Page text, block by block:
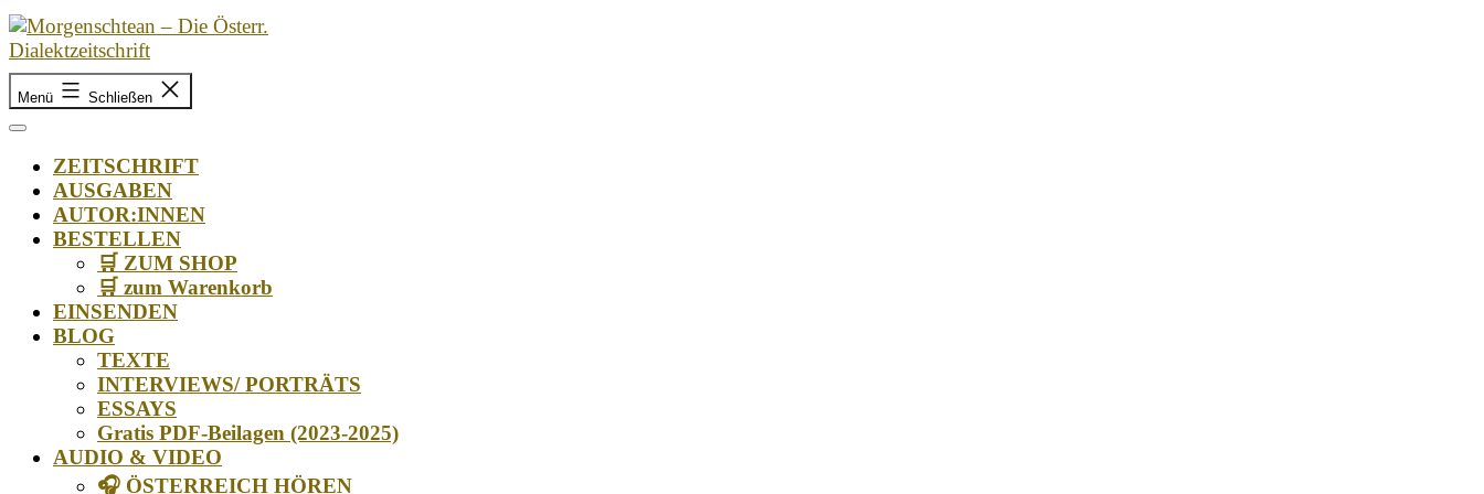
Zum
Inhalt
springen
Morgenschtean
Die
Dialektzeitschrift
Menü Schließen
ZEITSCHRIFT
AUSGABEN
AUTOR:INNEN
BESTELLEN
🛒 ZUM SHOP
🛒 zum Warenkorb
EINSENDEN
BLOG
TEXTE
INTERVIEWS/ PORTRÄTS
ESSAYS
Gratis PDF-Beilagen (2023-2025)
AUDIO & VIDEO
🎧 ÖSTERREICH HÖREN